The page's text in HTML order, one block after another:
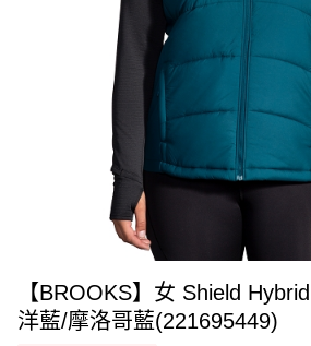
【BROOKS】女 Shield
洋藍/摩洛哥藍(221695449)